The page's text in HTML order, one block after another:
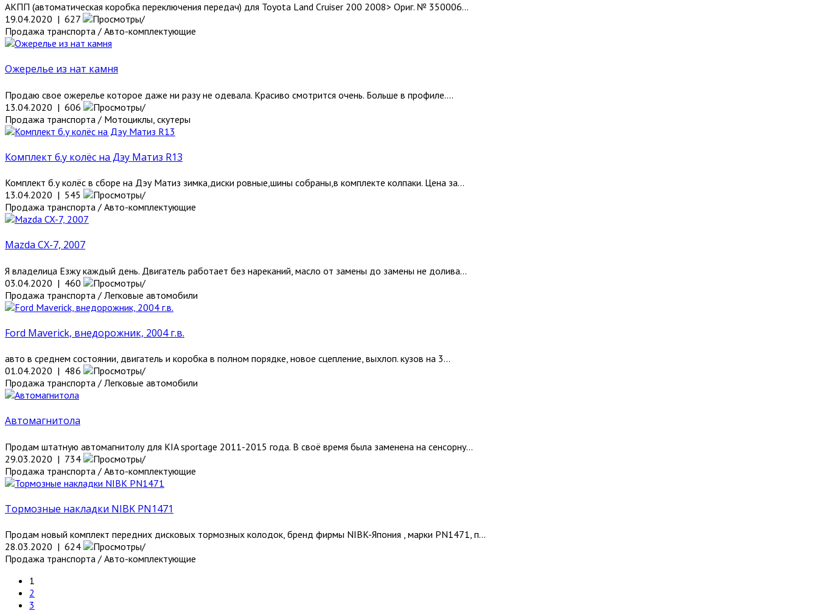
АКПП (автоматическая коробка переключения передач) для Toyota Land Cruiser 200 2008> Ориг. № 350006...
19.04.2020 | 627
Продажа транспорта / Авто-комплектующие
Ожерелье из нат камня
Продаю свое ожерелье которое даже ни разу не одевала. Красиво смотрится очень. Больше в профиле....
13.04.2020 | 606
Продажа транспорта / Мотоциклы, скутеры
Комплект б.у колёс на Дэу Матиз R13
Комплект б.у колёс в сборе на Дэу Матиз зимка,диски ровные,шины собраны,в комплекте колпаки. Цена за...
13.04.2020 | 545
Продажа транспорта / Авто-комплектующие
Mazda CX-7, 2007
Я владелица Езжу каждый день. Двигатель работает без нареканий, масло от замены до замены не долива...
03.04.2020 | 460
Продажа транспорта / Легковые автомобили
Ford Maverick, внедорожник, 2004 г.в.
авто в среднем состоянии, двигатель и коробка в полном порядке, новое сцепление, выхлоп. кузов на 3...
01.04.2020 | 486
Продажа транспорта / Легковые автомобили
Автомагнитола
Продам штатную автомагнитолу для KIA sportage 2011-2015 года. В своё время была заменена на сенсорну...
29.03.2020 | 734
Продажа транспорта / Авто-комплектующие
Тормозные накладки NIBK PN1471
Продам новый комплект передних дисковых тормозных колодок, бренд фирмы NIBK-Япония , марки PN1471, п...
28.03.2020 | 624
Продажа транспорта / Авто-комплектующие
1
2
3